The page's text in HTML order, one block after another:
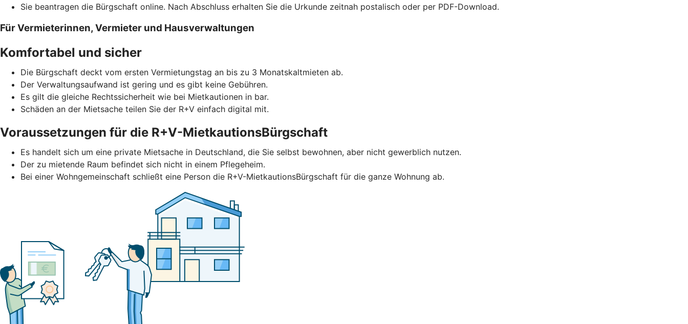
Sie beantragen die Bürgschaft online. Nach Abschluss erhalten Sie die Urkunde zeitnah postalisch oder per PDF-Download.
Für Vermieterinnen, Vermieter und Hausverwaltungen
Komfortabel und sicher
Die Bürgschaft deckt vom ersten Vermietungstag an bis zu 3 Monatskaltmieten ab.
Der Verwaltungsaufwand ist gering und es gibt keine Gebühren.
Es gilt die gleiche Rechtssicherheit wie bei Mietkautionen in bar.
Schäden an der Mietsache teilen Sie der R+V einfach digital mit.
Voraussetzungen für die R+V-MietkautionsBürgschaft
Es handelt sich um eine private Mietsache in Deutschland, die Sie selbst bewohnen, aber nicht gewerblich nutzen.
Der zu mietende Raum befindet sich nicht in einem Pflegeheim.
Bei einer Wohngemeinschaft schließt eine Person die R+V-MietkautionsBürgschaft für die ganze Wohnung ab.